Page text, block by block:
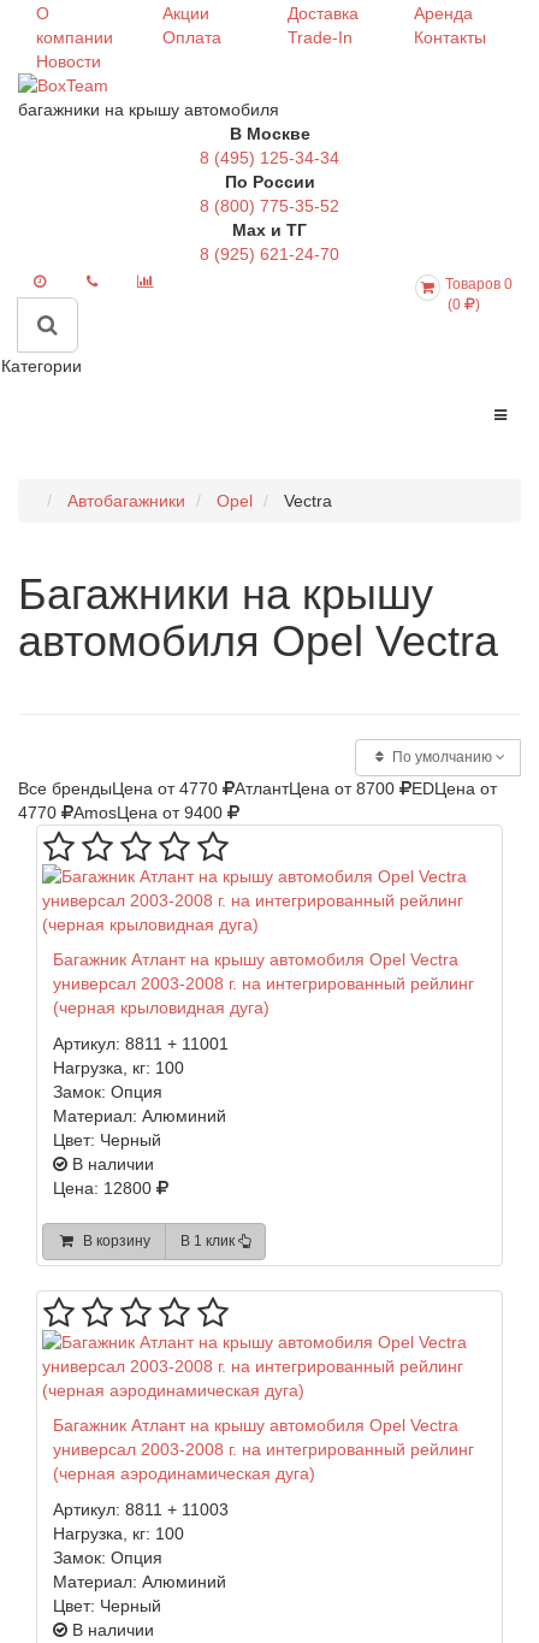
О
компании
Новости
Акции
Оплата
Доставка
Trade-In
Аренда
Контакты
багажники на крышу автомобиля
В Москве
8 (495) 125-34-34
По России
8 (800) 775-35-52
Max и ТГ
8 (925) 621-24-70
Товаров 0
(0
)
Категории
Автобагажники Opel Vectra
Багажники на крышу
автомобиля Opel Vectra
По умолчанию
Все брендыЦена от 4770 АтлантЦена от 8700 EDЦена от
4770
AmosЦена от 9400
Багажник Атлант на крышу автомобиля Opel Vectra
универсал 2003-2008 г. на интегрированный рейлинг
(черная крыловидная дуга)
Артикул: 8811 + 11001
Нагрузка, кг: 100
Замок: Опция
Материал: Алюминий
Цвет: Черный
В наличии
Цена: 12800
В корзину В 1 клик
Багажник Атлант на крышу автомобиля Opel Vectra
универсал 2003-2008 г. на интегрированный рейлинг
(черная аэродинамическая дуга)
Артикул: 8811 + 11003
Нагрузка, кг: 100
Замок: Опция
Материал: Алюминий
Цвет: Черный
В наличии